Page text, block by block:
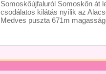
Somoskőújfaluról Somoskőn át
csodálatos kilátás nyílik az
Medves puszta 671m